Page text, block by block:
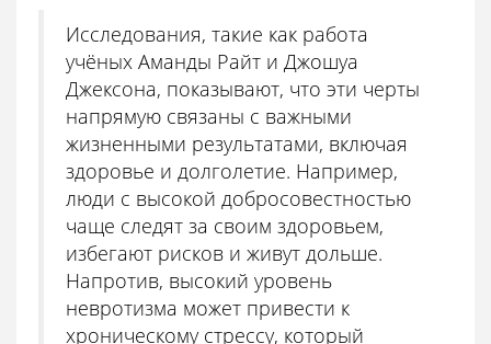
Исследования, такие как работа
учёных Аманды Райт и Джошуа
Джексона, показывают, что эти черты
напрямую связаны с важными
жизненными результатами, включая
здоровье и долголетие. Например,
люди с высокой добросовестностью
чаще следят за своим здоровьем,
избегают рисков и живут дольше.
Напротив, высокий уровень
невротизма может привести к
хроническому стрессу, который